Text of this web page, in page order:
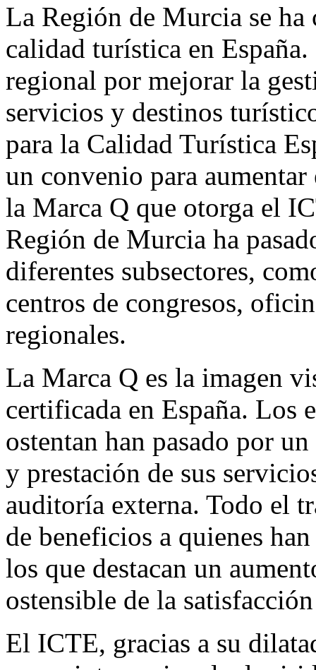
La Región de Murcia se
calidad turística en
regional por mejorar la
servicios y destinos
para la Calidad Turística
un convenio para
la Marca Q que otorga el
Región de Murcia ha
diferentes subsectores,
centros de congresos,
regionales.
La Marca Q es la imagen
certificada en España. Los
ostentan han pasado por
y prestación de sus
auditoría externa. Todo el
de beneficios a quienes
los que destacan un
ostensible de la
El ICTE, gracias a su